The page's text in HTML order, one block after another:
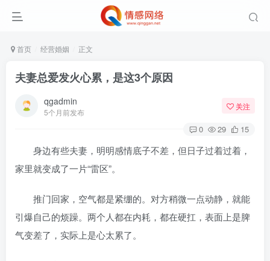
首页 经营婚姻 正文
夫妻总爱发火心累，是这3个原因
qgadmin
5个月前发布
关注
0 29 15
身边有些夫妻，明明感情底子不差，但日子过着过着，
家里就变成了一片“雷区”。
推门回家，空气都是紧绷的。对方稍微一点动静，就能
引爆自己的烦躁。两个人都在内耗，都在硬扛，表面上是脾
气变差了，实际上是心太累了。